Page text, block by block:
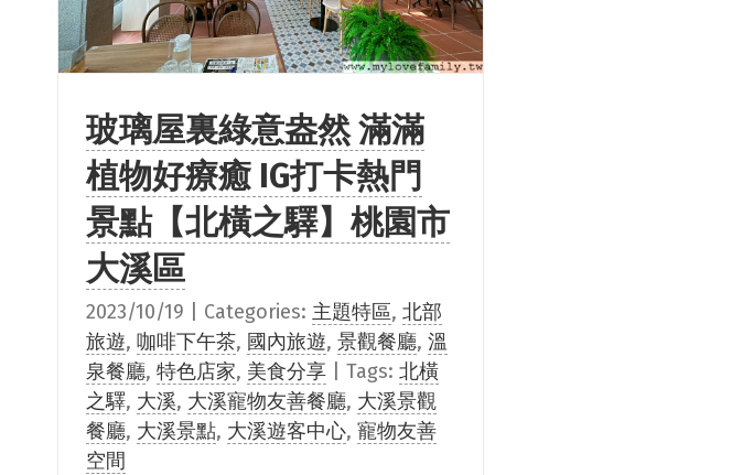
玻璃屋裏綠意盎然 滿滿
植物好療癒 IG打卡熱門
景點【北橫之驛】桃園市
大溪區
2023/10/19 Categories: 主題特區, 北部
旅遊, 咖啡下午茶, 國內旅遊, 景觀餐廳, 溫
泉餐廳, 特色店家, 美食分享 Tags: 北橫
之驛, 大溪, 大溪寵物友善餐廳, 大溪景觀
餐廳, 大溪景點, 大溪遊客中心, 寵物友善
空間